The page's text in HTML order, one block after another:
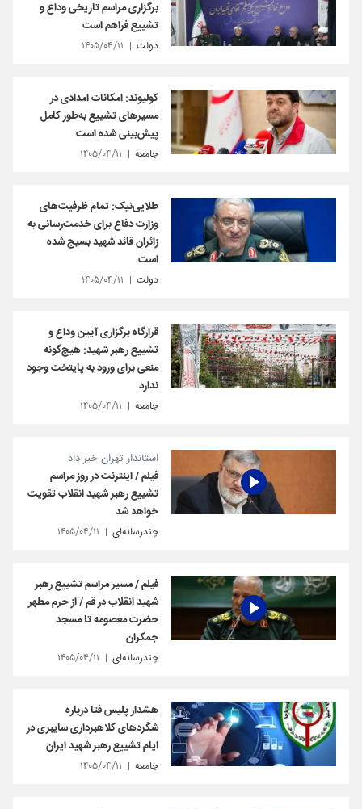
برگزاری مراسم تاریخی وداع و
تشییع فراهم است
دولت ۱۴۰۵/۰۴/۱۱
کولیوند: امکانات امدادی در
مسیرهای تشییع به‌طور کامل
پیش‌بینی شده است
جامعه ۱۴۰۵/۰۴/۱۱
طلایی‌نیک: تمام ظرفیت‌های
وزارت دفاع برای خدمت‌رسانی به
زائران قائد شهید بسیج شده
است
دولت ۱۴۰۵/۰۴/۱۱
قرارگاه برگزاری آیین وداع و
تشییع رهبر شهید: هیچ‌گونه
منعی برای ورود به پایتخت وجود
ندارد
جامعه ۱۴۰۵/۰۴/۱۱
استاندار تهران خبر داد
فیلم / اینترنت در روز مراسم
تشییع رهبر شهید انقلاب تقویت
خواهد شد
چندرسانه‌ای ۱۴۰۵/۰۴/۱۱
فیلم / مسیر مراسم تشییع رهبر
شهید انقلاب در قم / از حرم مطهر
حضرت معصومه تا مسجد
جمکران
چندرسانه‌ای ۱۴۰۵/۰۴/۱۱
هشدار پلیس فتا درباره
شگردهای کلاهبرداری سایبری در
ایام تشییع رهبر شهید ایران
جامعه ۱۴۰۵/۰۴/۱۱